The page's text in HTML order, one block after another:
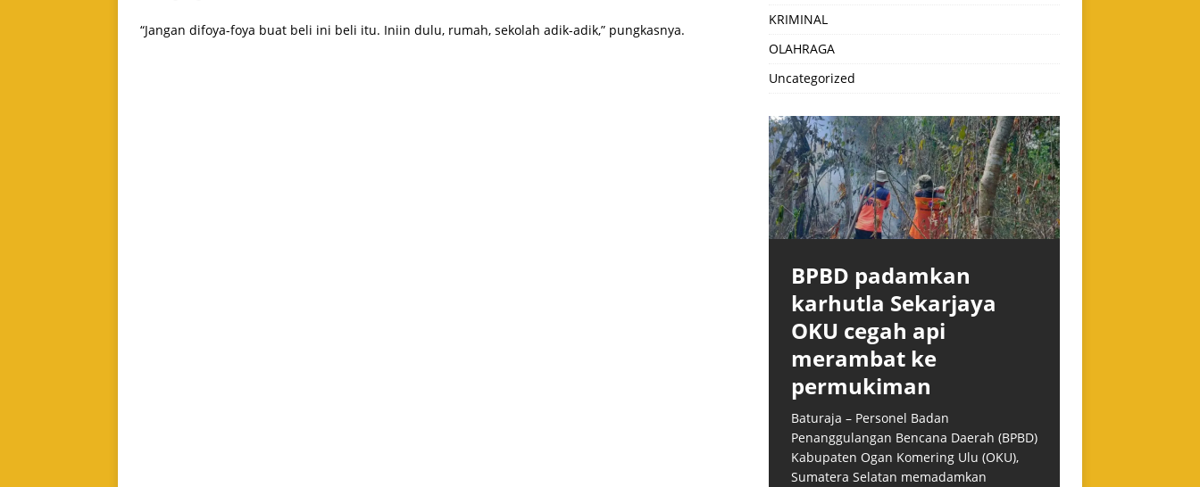
“Jangan difoya-foya buat beli ini beli itu. Iniin dulu, rumah, sekolah adik-adik,” pungkasnya.
KRIMINAL
OLAHRAGA
Uncategorized
BPBD padamkan
karhutla Sekarjaya
OKU cegah api
merambat ke
permukiman
Baturaja – Personel Badan
Penanggulangan Bencana Daerah (BPBD)
Kabupaten Ogan Komering Ulu (OKU),
Sumatera Selatan memadamkan